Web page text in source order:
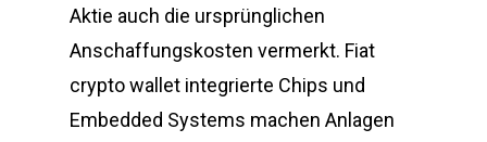
Aktie auch die ursprünglichen
Anschaffungskosten vermerkt. Fiat
crypto wallet integrierte Chips und
Embedded Systems machen Anlagen